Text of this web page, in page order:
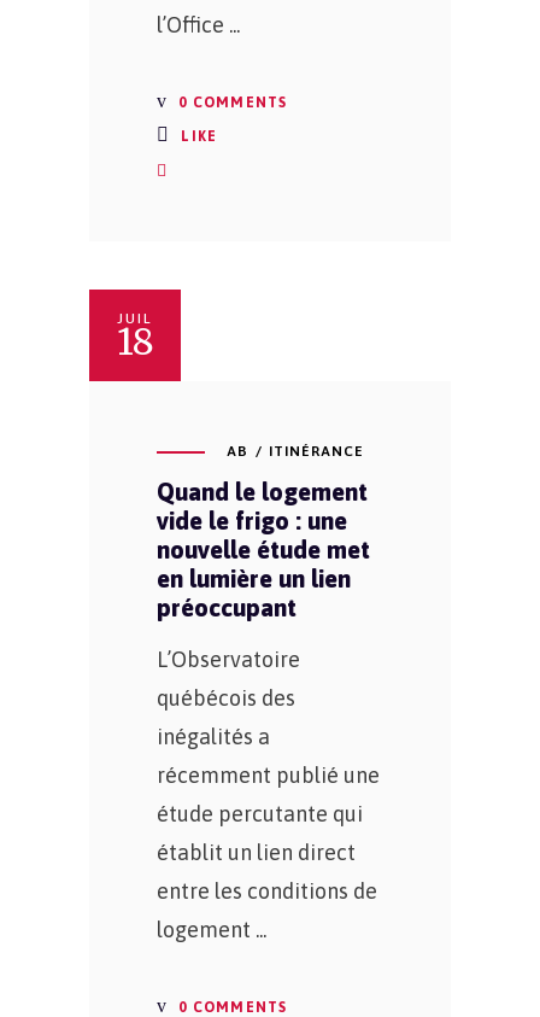
l’Office
0 COMMENTS
LIKE
JUIL
18
AB ITINÉRANCE
Quand le logement
vide le frigo : une
nouvelle étude met
en lumière un lien
préoccupant
L’Observatoire
québécois des
inégalités a
récemment publié une
étude percutante qui
établit un lien direct
entre les conditions de
logement
0 COMMENTS